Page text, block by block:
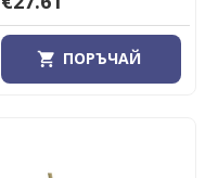
ПОРЪЧАЙ